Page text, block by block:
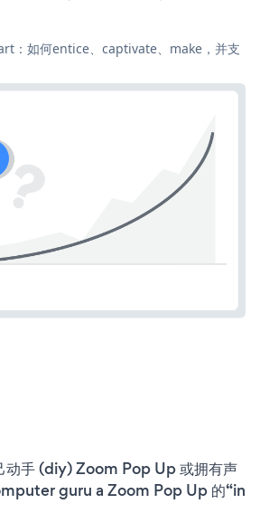
：如何entice、captivate、make，并支
动手 (diy) Zoom Pop Up 或拥有声
guru a Zoom Pop Up 的“in